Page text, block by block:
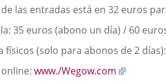
las entradas está en 32 euros
35 euros (abono un día) / 60
físicos (solo para abonos de 2
online:www./Wegow.com